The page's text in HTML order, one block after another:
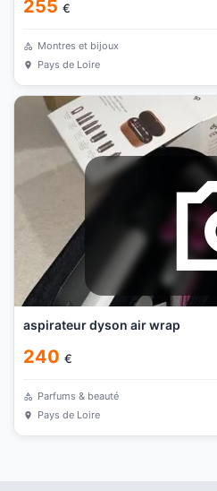
255 €
Montres et bijoux
Pays de Loire
aspirateur dyson air wrap
240 €
Parfums & beauté
Pays de Loire